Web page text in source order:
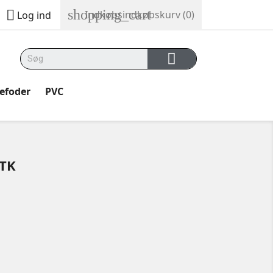
 Log ind shopping_cart
Indkøbsindkøbskurv(0)
PVC